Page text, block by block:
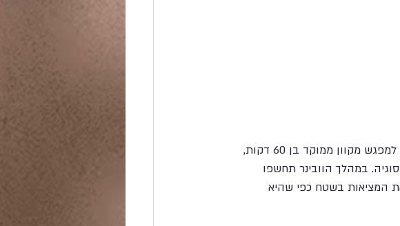
מול האמירות הפוליטיות והמידע החלקי בשיח הציבורי, אנו מזמינים אתכם למפגש מקוון ממוקד בן 60 דקות,
במהלך הוובינר תחשפו
המציאות בשטח כפי שהיא